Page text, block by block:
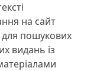
на сайт
для пошукових
видань із